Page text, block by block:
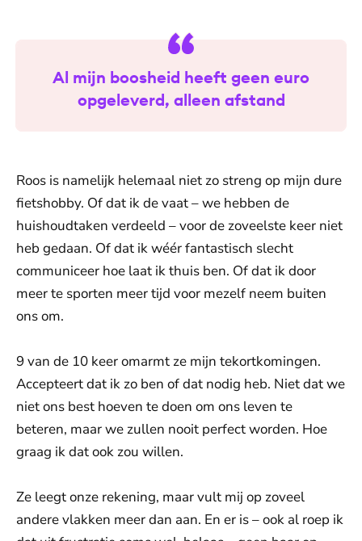
Al mijn boosheid heeft geen euro
opgeleverd, alleen afstand
Roos is namelijk helemaal niet zo streng op mijn dure
fietshobby. Of dat ik de vaat – we hebben de
huishoudtaken verdeeld – voor de zoveelste keer niet
heb gedaan. Of dat ik wéér fantastisch slecht
communiceer hoe laat ik thuis ben. Of dat ik door
meer te sporten meer tijd voor mezelf neem buiten
ons om.
9 van de 10 keer omarmt ze mijn tekortkomingen.
Accepteert dat ik zo ben of dat nodig heb. Niet dat we
niet ons best hoeven te doen om ons leven te
beteren, maar we zullen nooit perfect worden. Hoe
graag ik dat ook zou willen.
Ze leegt onze rekening, maar vult mij op zoveel
andere vlakken meer dan aan. En er is – ook al roep ik